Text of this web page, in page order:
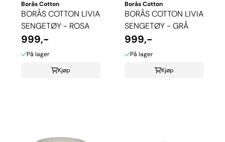
Borås Cotton
BORÅS COTTON LIVIA
SENGETØY - ROSA
999,-
På lager
Kjøp
Borås Cotton
BORÅS COTTON LIVIA
SENGETØY - GRÅ
999,-
På lager
Kjøp